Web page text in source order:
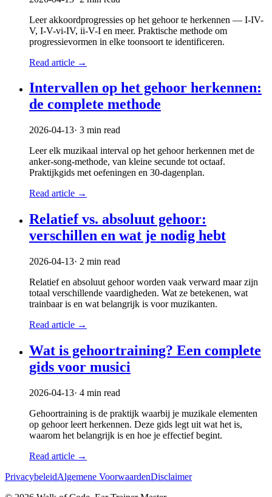
Leer akkoordprogressies op het gehoor te herkennen — I-IV-
V, I-V-vi-IV, ii-V-I en meer. Praktische methode om
progressievormen in elke toonsoort te identificeren.
Read article →
Intervallen op het gehoor herkennen:
de complete methode
2026-04-13· 3 min read
Leer elk muzikaal interval op het gehoor herkennen met de
anker-song-methode, van kleine secunde tot octaaf.
Praktijkgids met oefeningen en 30-dagenplan.
Read article →
Relatief vs. absoluut gehoor:
verschillen en wat je nodig hebt
2026-04-13· 2 min read
Relatief en absoluut gehoor worden vaak verward maar zijn
totaal verschillende vaardigheden. Wat ze betekenen, wat
trainbaar is en wat belangrijk is voor muzikanten.
Read article →
Wat is gehoortraining? Een complete
gids voor musici
2026-04-13· 4 min read
Gehoortraining is de praktijk waarbij je muzikale elementen
op gehoor leert herkennen. Deze gids legt uit wat het is,
waarom het belangrijk is en hoe je effectief begint.
Read article →
PrivacybeleidAlgemene VoorwaardenDisclaimer